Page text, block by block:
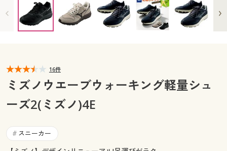
カタログ無料プレゼント
マイページ
閲覧履歴
お気に入り
会員メニュー
閲覧履歴
お気に入り
ご利用ガイド
26.5cm ○ 在庫わずか
27cm ○ 在庫わずか
27.5cm ○ 在庫わずか
16件
ミズノウエーブウォーキング軽量シュ
ーズ2(ミズノ)4E
# スニーカー